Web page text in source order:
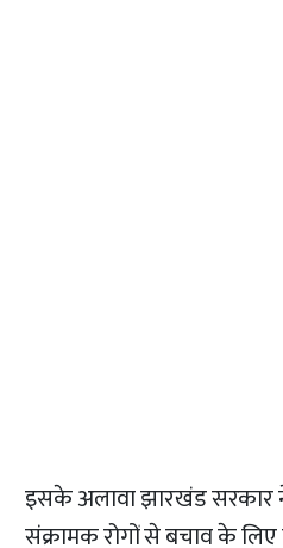
इसके अलावा झारखंड सरकार
संक्रामक रोगों से बचाव के